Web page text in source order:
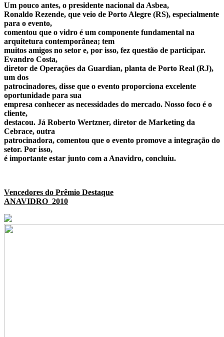
Um pouco antes, o presidente nacional da Asbea,
Ronaldo Rezende, que veio de Porto Alegre (RS), especialmente
para o evento,
comentou que o vidro é um componente fundamental na
arquitetura contemporânea; tem
muitos amigos no setor e, por isso, fez questão de participar.
Evandro Costa,
diretor de Operações da Guardian, planta de Porto Real (RJ),
um dos
patrocinadores, disse que o evento proporciona excelente
oportunidade para sua
empresa conhecer as necessidades do mercado. Nosso foco é o
cliente,
destacou. Já Roberto Wertzner, diretor de Marketing da
Cebrace, outra
patrocinadora, comentou que o evento promove a integração do
setor. Por isso,
é importante estar junto com a Anavidro, concluiu.
Vencedores do Prêmio Destaque
ANAVIDRO 2010